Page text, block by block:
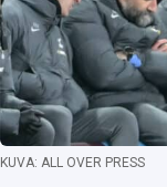
KUVA: ALL OVER PRESS